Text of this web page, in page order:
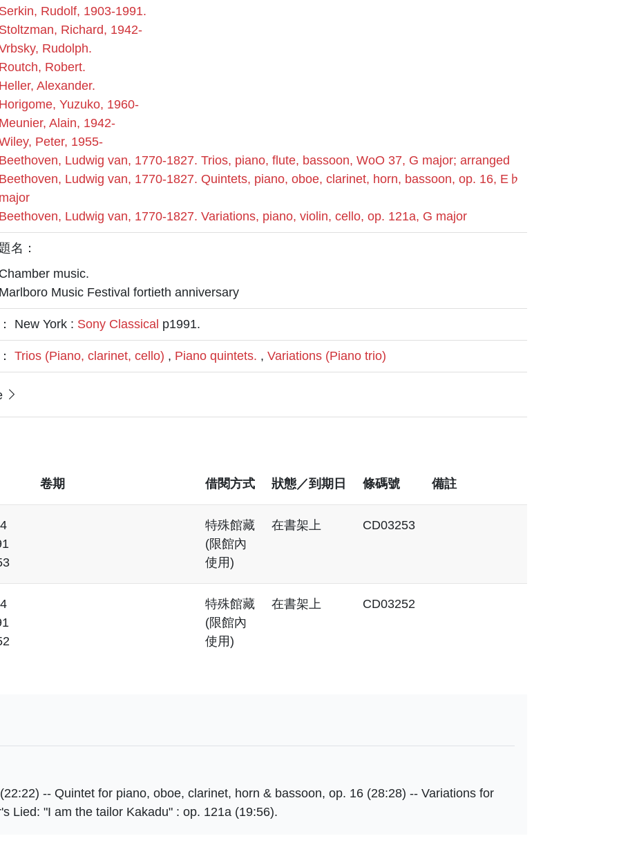
Rudolf, 1903-1991.
Richard, 1942-
Rudolph.
Robert.
Alexander.
Yuzuko, 1960-
Alain, 1942-
Peter, 1955-
Ludwig van, 1770-1827. Trios, piano, flute, bassoon, WoO 37, G major; arranged
Ludwig van, 1770-1827. Quintets, piano, oboe, clarinet, horn, bassoon, op. 16, E♭
Ludwig van, 1770-1827. Variations, piano, violin, cello, op. 121a, G major
名：
music.
Music Festival fortieth anniversary
New York : Sony Classical p1991.
Trios (Piano, clarinet, cello) , Piano quintets. , Variations (Piano trio)
卷期 借閱方式 狀態／到期日 條碼號 備註
特殊館藏
(限館內
使用)
在書架上 CD03253
特殊館藏
(限館內
使用)
在書架上 CD03252
-- Quintet for piano, oboe, clarinet, horn & bassoon, op. 16 (28:28) -- Variations for
Lied: "I am the tailor Kakadu" : op. 121a (19:56).